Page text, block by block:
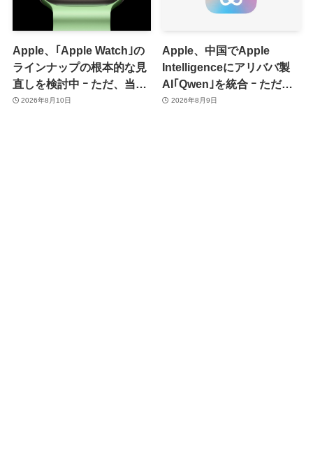
Apple、｢Apple Watch｣の
ラインナップの根本的な見
直しを検討中 ｰ ただ、当面
は控えめなアップグレード
2026年8月10日
Apple、中国でApple
Intelligenceにアリババ製
AI｢Qwen｣を統合 ｰ ただ、
ユーザーガイドを公開後に
2026年8月9日